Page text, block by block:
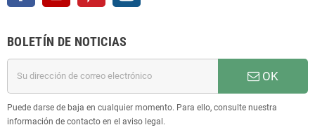
BOLETÍN DE NOTICIAS
OK
Puede darse de baja en cualquier momento. Para ello, consulte nuestra
información de contacto en el aviso legal.